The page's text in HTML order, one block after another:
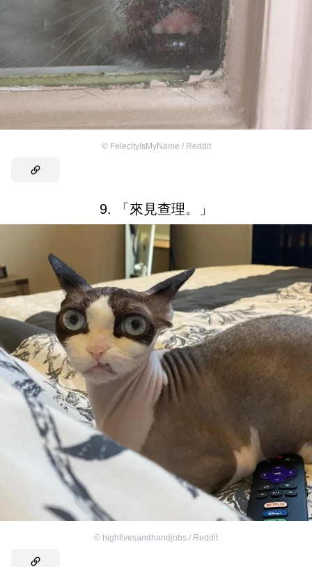
© FelecityIsMyName / Reddit
9. 「來見查理。」
© highfivesandhandjobs / Reddit